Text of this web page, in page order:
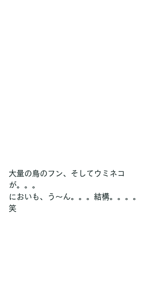
大量の鳥のフン、そしてウミネコ
が。。。
においも、う～ん。。。結構。。。。
笑